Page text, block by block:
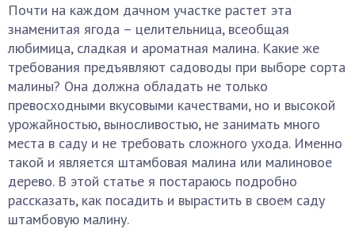
Почти на каждом дачном участке растет эта
знаменитая ягода – целительница, всеобщая
любимица, сладкая и ароматная малина. Какие же
требования предъявляют садоводы при выборе сорта
малины? Она должна обладать не только
превосходными вкусовыми качествами, но и высокой
урожайностью, выносливостью, не занимать много
места в саду и не требовать сложного ухода. Именно
такой и является штамбовая малина или малиновое
дерево. В этой статье я постараюсь подробно
рассказать, как посадить и вырастить в своем саду
штамбовую малину.